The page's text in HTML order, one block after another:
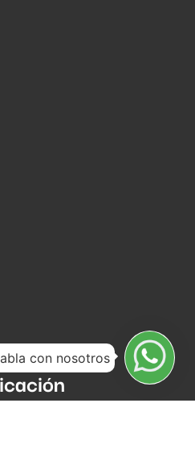
con nosotros